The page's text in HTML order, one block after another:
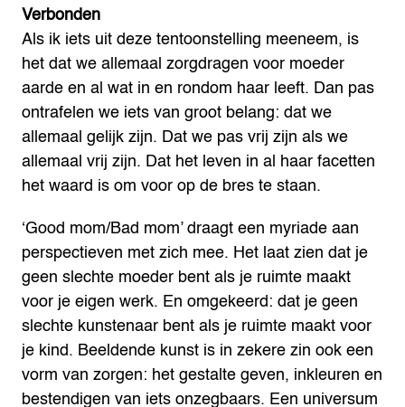
Verbonden
Als ik iets uit deze tentoonstelling meeneem, is
het dat we allemaal zorgdragen voor moeder
aarde en al wat in en rondom haar leeft. Dan pas
ontrafelen we iets van groot belang: dat we
allemaal gelijk zijn. Dat we pas vrij zijn als we
allemaal vrij zijn. Dat het leven in al haar facetten
het waard is om voor op de bres te staan.
‘Good mom/Bad mom’ draagt een myriade aan
perspectieven met zich mee. Het laat zien dat je
geen slechte moeder bent als je ruimte maakt
voor je eigen werk. En omgekeerd: dat je geen
slechte kunstenaar bent als je ruimte maakt voor
je kind. Beeldende kunst is in zekere zin ook een
vorm van zorgen: het gestalte geven, inkleuren en
bestendigen van iets onzegbaars. Een universum